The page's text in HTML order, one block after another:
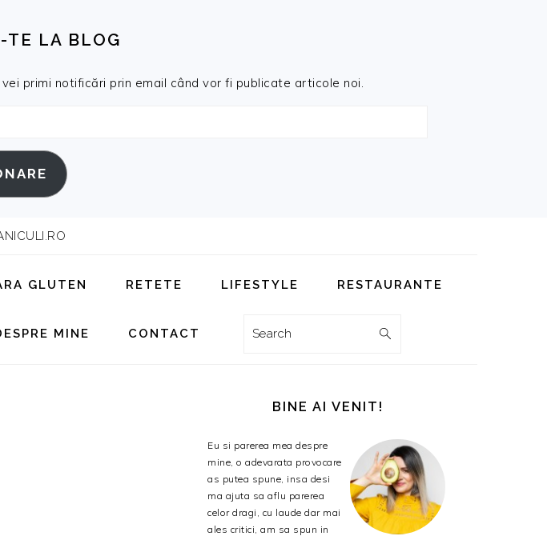
TE LA BLOG
primi notificări prin email când vor fi publicate articole noi.
GLUTEN RETETE LIFESTYLE RESTAURANTE
MINE CONTACT Search
PRINCIPALĂBINE AI VENIT!
Eu si parerea mea despre
mine, o adevarata provocare
as putea spune, insa desi
ma ajuta sa aflu parerea
celor dragi, cu laude dar mai
ales critici, am sa spun in